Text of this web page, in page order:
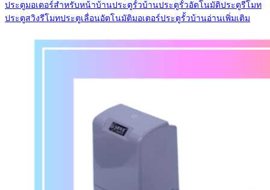
ประตูมอเตอร์สำหรับหน้าบ้านประตูรั้วบ้านประตูรั้วอัตโนมัติประตูรีโมท
ประตูสวิงรีโมทประตูเลื่อนอัตโนมัติมอเตอร์ประตูรั้วบ้านอ่านเพิ่มเติม